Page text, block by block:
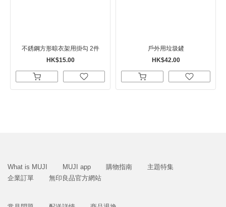
不銹鋼方形晾衣架用掛勾 2件
HK$15.00
戶外用垃圾鏟
HK$42.00
What is MUJI MUJI app 購物指南
主題特集
企業訂單
無印良品官方網站